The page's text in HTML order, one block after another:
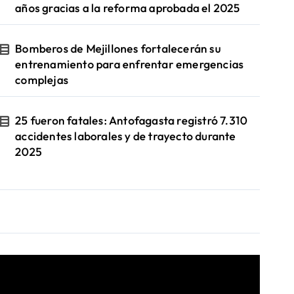
años gracias a la reforma aprobada el 2025
Bomberos de Mejillones fortalecerán su
entrenamiento para enfrentar emergencias
complejas
25 fueron fatales: Antofagasta registró 7.310
accidentes laborales y de trayecto durante
2025